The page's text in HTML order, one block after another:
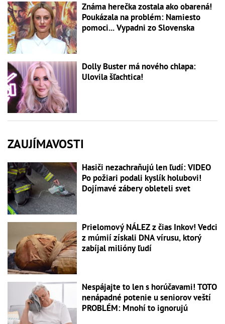
Známa herečka zostala ako obarená!
Poukázala na problém: Namiesto
pomoci... Vypadni zo Slovenska
Dolly Buster má nového chlapa:
Ulovila šľachtica!
ZAUJÍMAVOSTI
Hasiči nezachraňujú len ľudí: VIDEO
Po požiari podali kyslík holubovi!
Dojímavé zábery obleteli svet
Prielomový NÁLEZ z čias Inkov! Vedci
z múmií získali DNA vírusu, ktorý
zabíjal milióny ľudí
Nespájajte to len s horúčavami! TOTO
nenápadné potenie u seniorov veští
PROBLÉM: Mnohí to ignorujú